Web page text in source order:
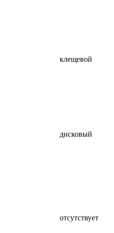
клещевой
дисковый
отсутствует